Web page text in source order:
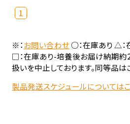
1
※：お問い合わせ○：在庫あり △：
□：在庫あり-培養後お届け納期約
扱いを中止しております。同等品は
製品発送スケジュールについては